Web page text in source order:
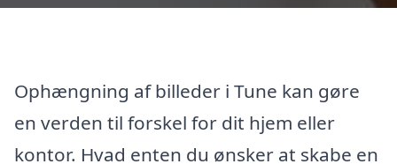
Ophængning af billeder i Tune kan gøre
en verden til forskel for dit hjem eller
kontor. Hvad enten du ønsker at skabe en